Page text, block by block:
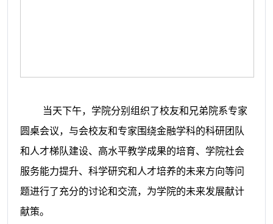
当天下午，学院分别组织了校友和兄弟院系专家
圆桌会议，与会校友和专家围绕金融学科的科研团队
和人才梯队建设、高水平教学成果的培育、学院社会
服务能力提升、科学研究和人才培养的未来方向等问
题进行了充分的讨论和交流，为学院的未来发展献计
献策。